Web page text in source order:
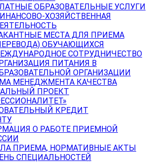
ОБРАЗОВАТЕЛЬНЫЕ УСЛУГИ
ХОЗЯЙСТВЕННАЯ
МЕСТА ДЛЯ ПРИЕМА
ОБУЧАЮЩИХСЯ
СОТРУДНИЧЕСТВО
ПИТАНИЯ В
ОРГАНИЗАЦИИ
МЕНЕДЖМЕНТА КАЧЕСТВА
ПРОЕКТ
КРЕДИТ
О РАБОТЕ ПРИЕМНОЙ
ПРИЕМА, НОРМАТИВНЫЕ АКТЫ
СПЕЦИАЛЬНОСТЕЙ